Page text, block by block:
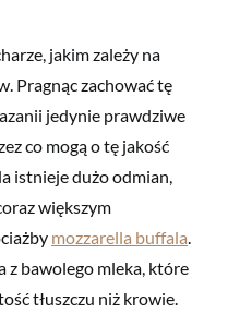
jakim zależy na
Pragnąc zachować tę
jedynie prawdziwe
co mogą o tę jakość
istnieje dużo odmian,
większym
mozzarella buffala
z bawolego mleka, które
tłuszczu niż krowie.